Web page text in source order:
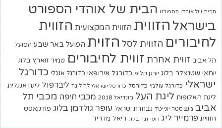
הבית של אוהדי הספורט הבית של אוהדי הספורט
בישראל הזווית הזווית המקצועית הזווית
לחיבורים הזווית לסל הזוית הפועל באר שבע הפועל
תל אביב זווית אחרת זווית לחיבורים טמיר זוארץ בלוג
יוחאי שטנצלר בלוג יורגן קלופ כדורגל אירופאי כדורגל אנגלי כדורגל
ישראלי כדורגל עולמי כדורסל כדורסל ישראלי לה ליגה ליברפול ליגה אנגלית
ליגת האלופות ליגת העל מונדיאל 2018 מכבי חיפה מכבי תל
אביב מנצ'סטר יונייטד נבחרת ישראל עופר גולדמן בלוג פודקאסט
הזווית פרמייר ליג רועי זגה בלוג ריאל מדריד